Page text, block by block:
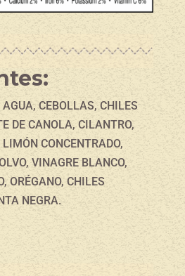
CEBOLLAS, CHILES
DE CANOLA, CILANTRO,
CONCENTRADO,
VINAGRE BLANCO,
ORÉGANO, CHILES
NEGRA.